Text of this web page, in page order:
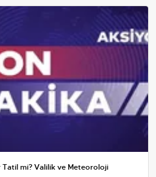
Tatil mi? Valilik ve Meteoroloji